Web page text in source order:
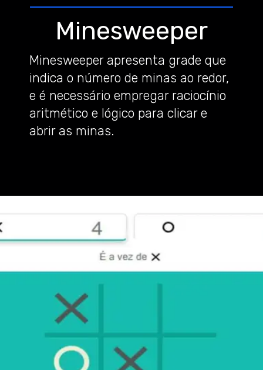
Minesweeper apresenta grade que
indica o número de minas ao redor,
e é necessário empregar raciocínio
aritmético e lógico para clicar e
abrir as minas.
Minesweeper